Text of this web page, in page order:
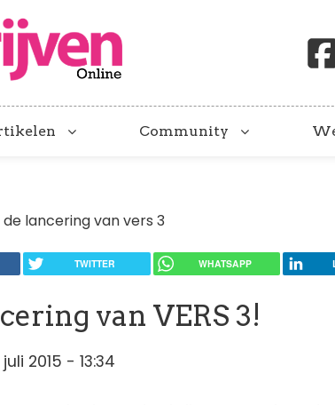
Community
de lancering van vers 3
TWITTER WHATSAPP
van VERS 3!
2015 - 13:34